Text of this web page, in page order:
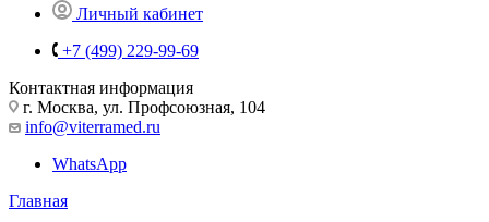
Личный кабинет
+7 (499) 229-99-69
Контактная информация
г. Москва, ул. Профсоюзная, 104
info@viterramed.ru
WhatsApp
Главная